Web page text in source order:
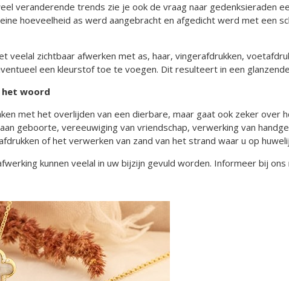
veranderende trends zie je ook de vraag naar gedenksieraden
hoeveelheid as werd aangebracht en afgedicht werd met een
veelal zichtbaar afwerken met as, haar, vingerafdrukken,
een kleurstof toe te voegen. Dit resulteert in een
het woord
met het overlijden van een dierbare, maar gaat ook zeker
geboorte, vereeuwiging van vriendschap, verwerking van
of het verwerken van zand van het strand waar u op
kunnen veelal in uw bijzijn gevuld worden. Informeer bij ons